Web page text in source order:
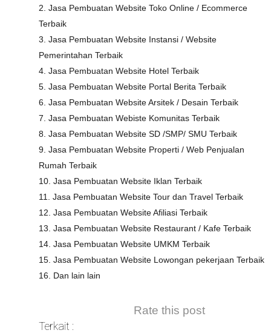
2. Jasa Pembuatan Website Toko Online / Ecommerce
Terbaik
3. Jasa Pembuatan Website Instansi / Website
Pemerintahan Terbaik
4. Jasa Pembuatan Website Hotel Terbaik
5. Jasa Pembuatan Website Portal Berita Terbaik
6. Jasa Pembuatan Website Arsitek / Desain Terbaik
7. Jasa Pembuatan Webiste Komunitas Terbaik
8. Jasa Pembuatan Website SD /SMP/ SMU Terbaik
9. Jasa Pembuatan Website Properti / Web Penjualan
Rumah Terbaik
10. Jasa Pembuatan Website Iklan Terbaik
11. Jasa Pembuatan Website Tour dan Travel Terbaik
12. Jasa Pembuatan Website Afiliasi Terbaik
13. Jasa Pembuatan Website Restaurant / Kafe Terbaik
14. Jasa Pembuatan Website UMKM Terbaik
15. Jasa Pembuatan Website Lowongan pekerjaan Terbaik
16. Dan lain lain
Rate this post
Terkait :